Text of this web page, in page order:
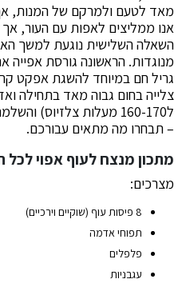
מאד לטעם ולמרקם של המנות, אך
אנו ממליצים לאפות עם העור,
השאלה השלישית נוגעת למשך
מנוגדות. הראשונה גורסת אפייה
גריל חם במיוחד להשגת אפקט
צלייה בחום גבוה מאד בתחילה
ל160-170 מעלות צלזיוס)
– תבחרו מה מתאים עבורכם.
מתכון מנצח לעוף אפוי
מצרכים:
8 פיסות עוף (שוקיים וירכיים)
תפוחי אדמה
פלפלים
עגבניות